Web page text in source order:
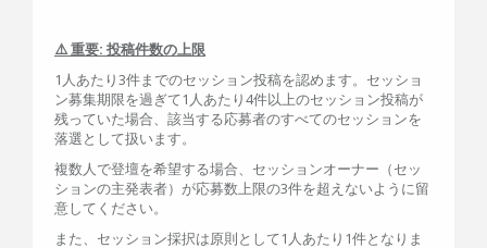
⚠️ 重要: 投稿件数の上限
1人あたり3件までのセッション投稿を認めます。セッショ
ン募集期限を過ぎて1人あたり4件以上のセッション投稿が
残っていた場合、該当する応募者のすべてのセッションを
落選として扱います。
複数人で登壇を希望する場合、セッションオーナー（セッ
ションの主発表者）が応募数上限の3件を超えないように留
意してください。
また、セッション採択は原則として1人あたり1件となりま